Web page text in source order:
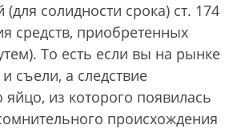
(для солидности срока) ст. 174
средств, приобретенных
То есть если вы на рынке
съели, а следствие
яйцо, из которого появилась
происхождения